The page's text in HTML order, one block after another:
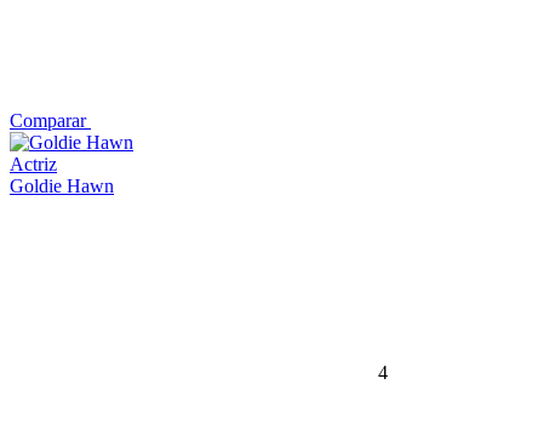
Comparar
Actriz
Goldie Hawn
4